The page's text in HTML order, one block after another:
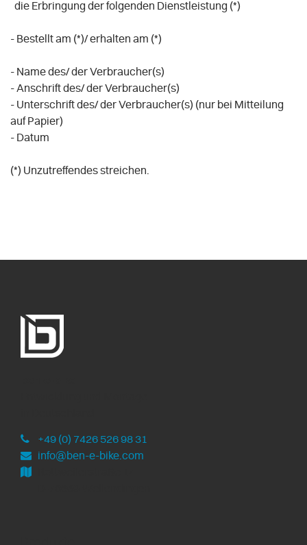
die Erbringung der folgenden Dienstleistung (*)
- Bestellt am (*)/ erhalten am (*)
- Name des/ der Verbraucher(s)
- Anschrift des/ der Verbraucher(s)
- Unterschrift des/ der Verbraucher(s) (nur bei Mitteilung
auf Papier)
- Datum
(*) Unzutreffendes streichen.
+49 (0) 7426 526 98 31
info@ben-e-bike.com